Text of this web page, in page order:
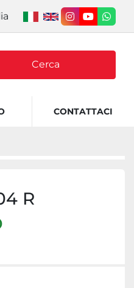
instagram
youtube
Cerca
CONTATTACI
R